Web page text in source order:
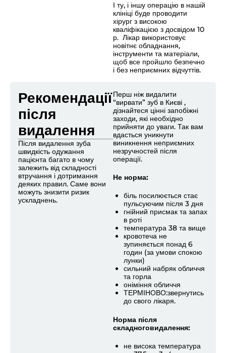
І ту, і іншу операцію в нашій
клініці буде проводити
хірург з високою
кваліфікацією з досвідом 10
р. Лікар використовує
новітнє обладнання,
інструменти та матеріали,
щоб все пройшло безпечно
і без неприємних відчуттів.
Рекомендації
після
видалення
Після видалення зуба
швидкість одужання
пацієнта багато в чому
залежить від складності
втручання і дотримання
деяких правил. Саме вони
можуть знизити ризик
ускладнень.
Перш ніж видалити
“вирвати” зуб в Києві ,
дізнайтеся цінні запобіжні
заходи, які необхідно
прийняти до уваги. Так вам
вдасться уникнути
виникнення неприємних
незручностей після
операції.
Не норма:
біль посилюється стає
пульсуючим після 3 дня
гнійний присмак та запах
в роті
температура 38 та вище
кровотеча не
зупиняється понад 6
годин (за умови спокою
лунки)
сильний набряк обличчя
та горла
оніміння обличчя
ТЕРМІНОВО:звернутись
до свого лікаря.
Норма після
складноговидалення:
не висока температура